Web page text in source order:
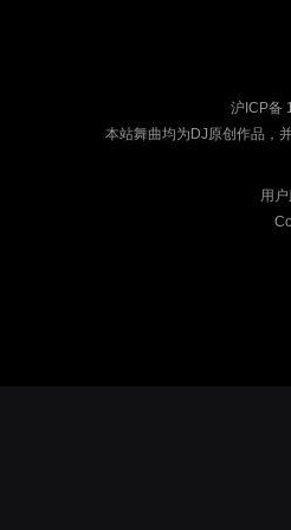
沪ICP备
本站舞曲均为DJ原创作品，
用